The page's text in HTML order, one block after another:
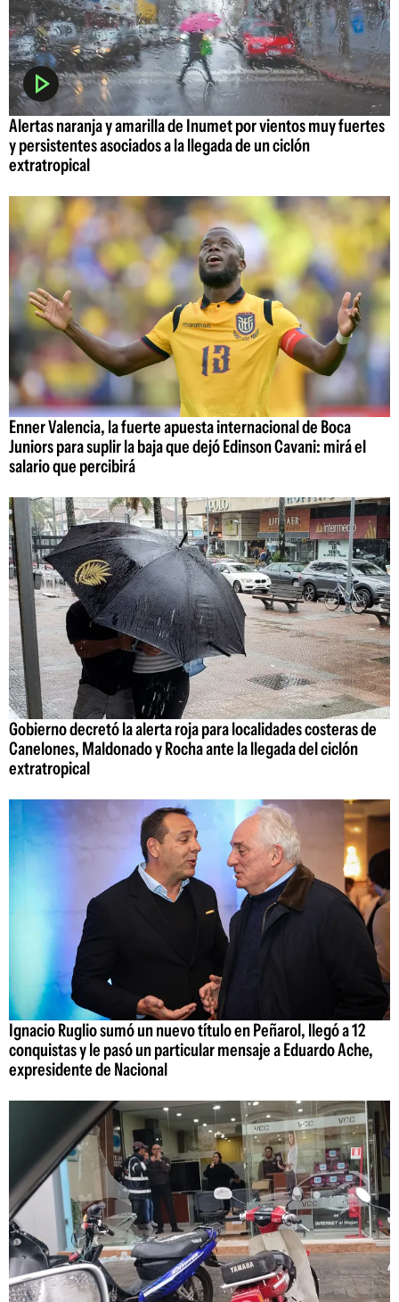
Alertas naranja y amarilla de Inumet por vientos muy fuertes
y persistentes asociados a la llegada de un ciclón
extratropical
Enner Valencia, la fuerte apuesta internacional de Boca
Juniors para suplir la baja que dejó Edinson Cavani: mirá el
salario que percibirá
Gobierno decretó la alerta roja para localidades costeras de
Canelones, Maldonado y Rocha ante la llegada del ciclón
extratropical
Ignacio Ruglio sumó un nuevo título en Peñarol, llegó a 12
conquistas y le pasó un particular mensaje a Eduardo Ache,
expresidente de Nacional